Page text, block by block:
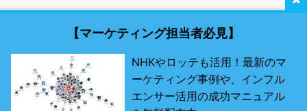
最新SNSマーケティング研究所 by misosil
【マーケティング担当者必見】
NHKやロッテも活用！最新のマ
ーケティング事例や、インフル
エンサー活用の成功マニュアル